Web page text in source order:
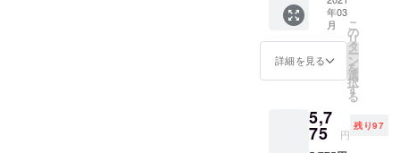
ちが花開く
様に"人"にス
ポットライ
トを当てて
います。
産、配
送状況
により
遅れる
可能性
もござ
す。 ※
送料込
の価格
年03
月
詳細を見る
こ
の
リ
タ
ー
ン
を
選
択
す
る
5,7
75 円
残り97